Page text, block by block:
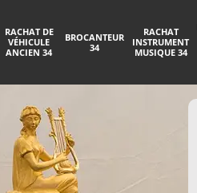
RACHAT DE
VÉHICULE
ANCIEN 34
BROCANTEUR
34
RACHAT
INSTRUMENT
MUSIQUE 34